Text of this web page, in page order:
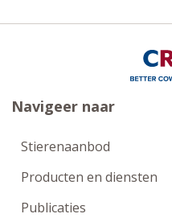
Navigeer naar
Stierenaanbod
Producten en diensten
Publicaties